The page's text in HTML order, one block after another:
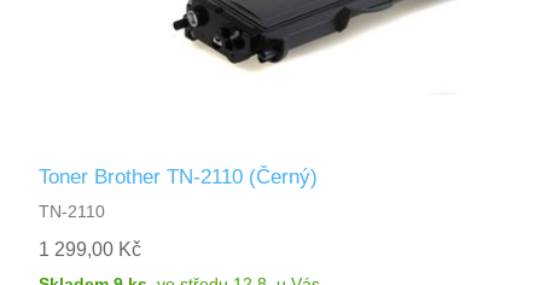
Toner Brother TN-2110 (Černý)
TN-2110
1 299,00 Kč